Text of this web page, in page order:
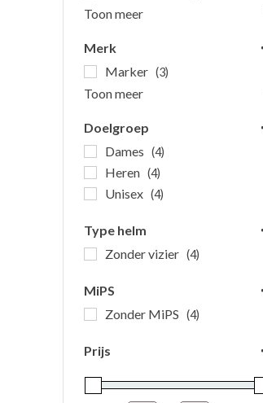
Toon meer
Merk
Marker (3)
Toon meer
Doelgroep
Dames
(4)
Heren (4)
Unisex (4)
Type helm
Zonder vizier (4)
MiPS
Zonder MiPS
(4)
Prijs